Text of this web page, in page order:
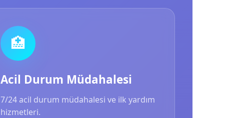
🏥
Acil Durum Müdahalesi
7/24 acil durum müdahalesi ve ilk yardım
hizmetleri.